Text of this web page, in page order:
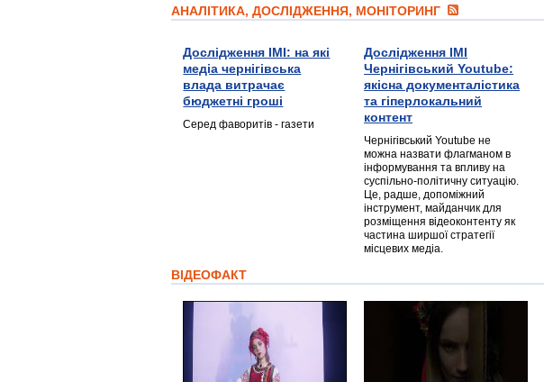
АНАЛІТИКА, ДОСЛІДЖЕННЯ, МОНІТОРИНГ
Дослідження ІМІ: на які
медіа чернігівська
влада витрачає
бюджетні гроші
Серед фаворитів - газети
Дослідження ІМІ
Чернігівський Youtube:
якісна документалістика
та гіперлокальний
контент
Чернігівський Youtube не
можна назвати флагманом в
інформування та впливу на
суспільно-політичну ситуацію.
Це, радше, допоміжний
інструмент, майданчик для
розміщення відеоконтенту як
частина ширшої стратегії
місцевих медіа.
ВІДЕОФАКТ